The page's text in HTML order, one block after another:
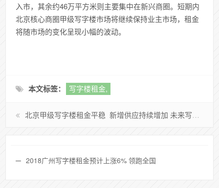
入市，其余约46万平方米则主要集中在新兴商圈。短期内
北京核心商圈甲级写字楼市场将继续保持业主市场，租金
将随市场的变化呈现小幅的波动。
本文标签： 写字楼租金,
北京甲级写字楼租金平稳 新增供应持续增加 未来写字楼市场压力上升
2018广州写字楼租金预计上涨6% 领跑全国